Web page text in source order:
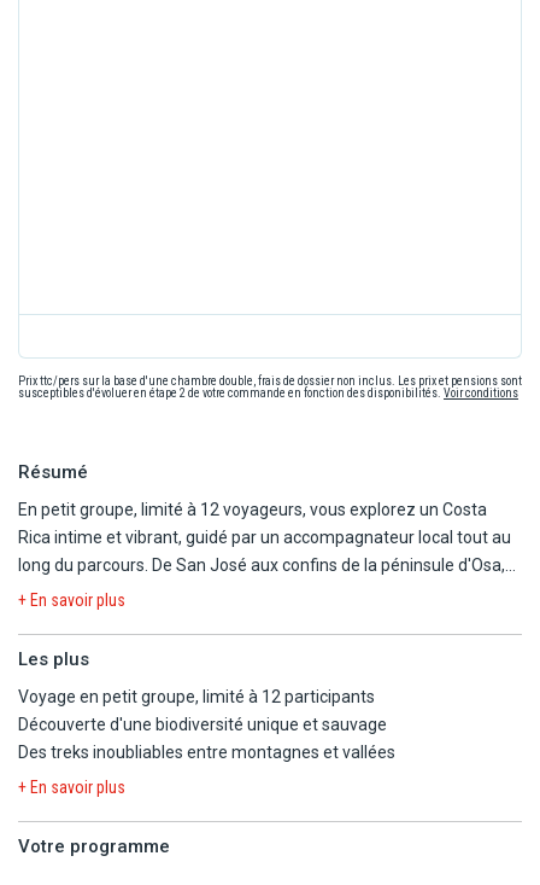
Prix ttc/pers sur la base d'une chambre double, frais de dossier non inclus. Les prix et pensions sont
susceptibles d'évoluer en étape 2 de votre commande en fonction des disponibilités. Voir conditions
Résumé
En petit groupe, limité à 12 voyageurs, vous explorez un Costa
Rica intime et vibrant, guidé par un accompagnateur local tout au
long du parcours. De San José aux confins de la péninsule d'Osa,
ce circuit vous entraîne entre volcans majestueux, forêts
découvrez les secrets du café costaricien ; à Rancho Tinamu, vous
cascades, faune exubérante… chaque jour révèle une facette
différente de cette terre de contrastes. Un voyage rare, au cœur
de la biodiversité et de l'humain, entre immersion, émotion et
nature grandiose.
+ En savoir plus
Les plus
Voyage en petit groupe, limité à 12 participants
Découverte d'une biodiversité unique et sauvage
Des treks inoubliables entre montagnes et vallées
+ En savoir plus
Votre programme